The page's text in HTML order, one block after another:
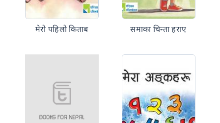
मेरो पहिलो किताब समाका चिन्ता हराए